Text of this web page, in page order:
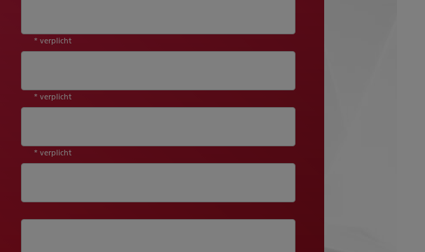
* verplicht
* verplicht
* verplicht